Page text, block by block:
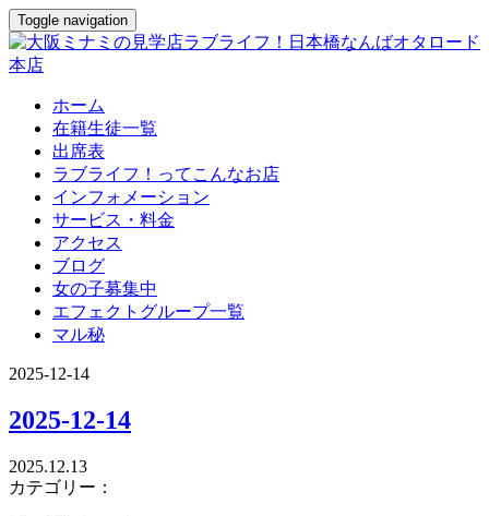
Toggle navigation
ホーム
在籍生徒一覧
出席表
ラブライフ！ってこんなお店
インフォメーション
サービス・料金
アクセス
ブログ
女の子募集中
エフェクトグループ一覧
マル秘
2025-12-14
2025-12-14
2025.12.13
カテゴリー：